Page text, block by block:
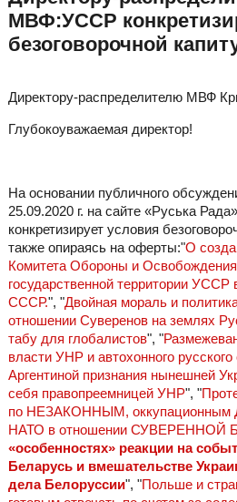
МВФ:УССР
безоговорочной
Директору-распределителю МВФ
Глубокоуважаемая директор!
На основании публичного
25.09.2020 г. на сайте «Руська
конкретизирует условия
также опираясь на оферты:"О
Комитета Обороны и Освобождения
государственной территории УССР
СССР.", "Двойная мораль и
отношении Суверенов на землях
табу для глобалистов", "
власти УНР и автохонного
Аргентиной признания нынешней
себя правопреемницей УНР", "
по НЕЗАКОННЫМ,
НАТО в отношении СУВЕРЕННОЙ
«особенностях» реакции на
Беларусь и вмешательстве
дела Белоруссии", "Польше и